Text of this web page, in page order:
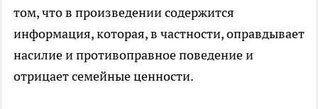
том, что в произведении содержится
информация, которая, в частности, оправдывает
насилие и противоправное поведение и
отрицает семейные ценности.